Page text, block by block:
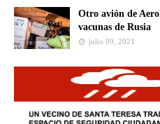
Otro avión de
vacunas de Rusia
julio 09, 2021